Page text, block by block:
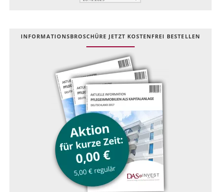
INFOR­MATIONS­BROSCHÜRE JETZT KOSTEN­FREI BESTELLEN